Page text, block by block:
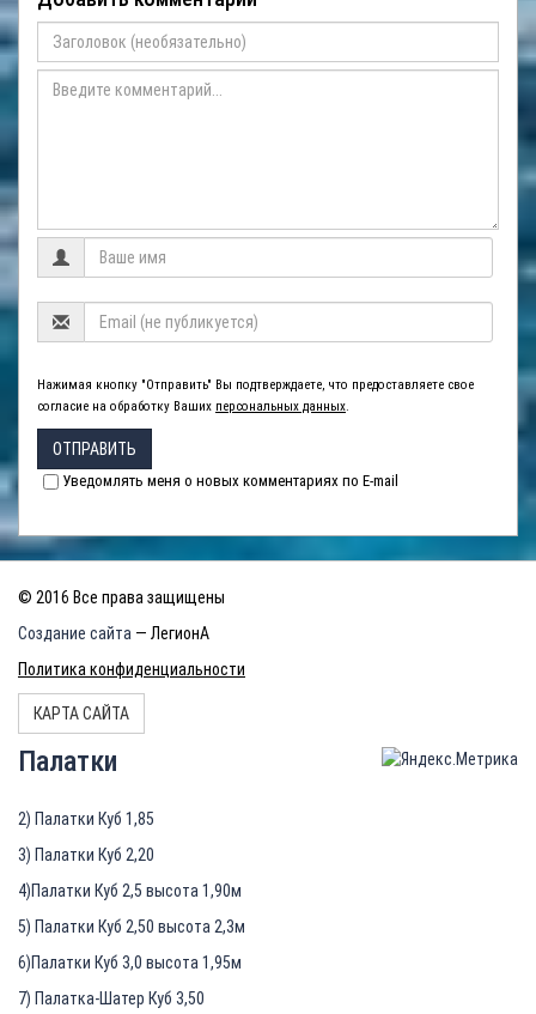
Нажимая кнопку "Отправить" Вы подтверждаете, что предоставляете свое
согласие на обработку Ваших персональных данных.
ОТПРАВИТЬ
Уведомлять меня о новых комментариях по E-mail
© 2016 Все права защищены
Создание сайта — ЛегионА
Политика конфиденциальности
КАРТА САЙТА
Палатки
2) Палатки Куб 1,85
3) Палатки Куб 2,20
4)Палатки Куб 2,5 высота 1,90м
5) Палатки Куб 2,50 высота 2,3м
6)Палатки Куб 3,0 высота 1,95м
7) Палатка-Шатер Куб 3,50